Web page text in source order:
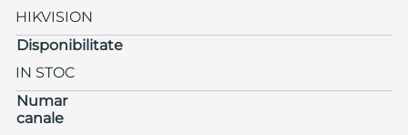
HIKVISION
Disponibilitate
IN STOC
Numar
canale